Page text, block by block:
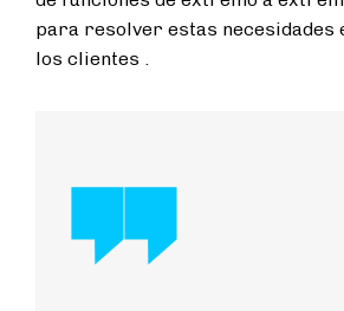
para resolver estas necesidades
los clientes .